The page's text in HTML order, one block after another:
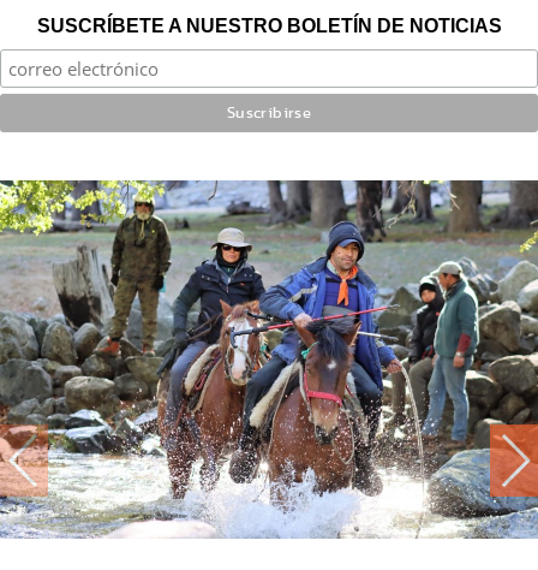
SUSCRÍBETE A NUESTRO BOLETÍN DE NOTICIAS